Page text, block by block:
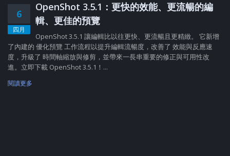
6
四月
OpenShot 3.5.1：更快的效能、更流暢的編
輯、更佳的預覽
OpenShot 3.5.1 讓編輯比以往更快、更流暢且更精緻。 它新增
了內建的 優化預覽 工作流程以提升編輯流暢度，改善了 效能與反應速
度，升級了 時間軸縮放與修剪，並帶來一長串重要的修正與可用性改
進。立即下載 OpenShot 3.5.1！...
閱讀更多